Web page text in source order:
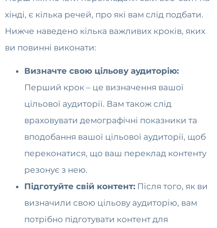
хінді, є кілька речей, про які вам слід подбати.
Нижче наведено кілька важливих кроків, яких
ви повинні виконати:
Визначте свою цільову аудиторію:
Перший крок – це визначення вашої
цільової аудиторії. Вам також слід
враховувати демографічні показники та
вподобання вашої цільової аудиторії, щоб
переконатися, що ваш переклад контенту
резонує з нею.
Підготуйте свій контент: Після того, як ви
визначили свою цільову аудиторію, вам
потрібно підготувати контент для